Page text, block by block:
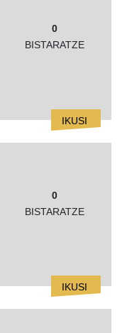
0
BISTARATZE
IKUSI
0
BISTARATZE
IKUSI